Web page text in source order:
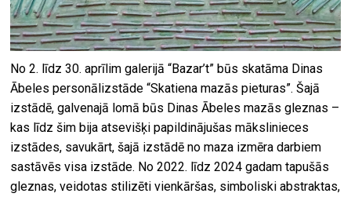
No 2. līdz 30. aprīlim galerijā “Bazar’t” būs skatāma Dinas
Ābeles personālizstāde “Skatiena mazās pieturas”. Šajā
izstādē, galvenajā lomā būs Dinas Ābeles mazās gleznas –
kas līdz šim bija atsevišķi papildinājušas mākslinieces
izstādes, savukārt, šajā izstādē no maza izmēra darbiem
sastāvēs visa izstāde. No 2022. līdz 2024 gadam tapušās
gleznas, veidotas stilizēti vienkāršas, simboliski abstraktas,